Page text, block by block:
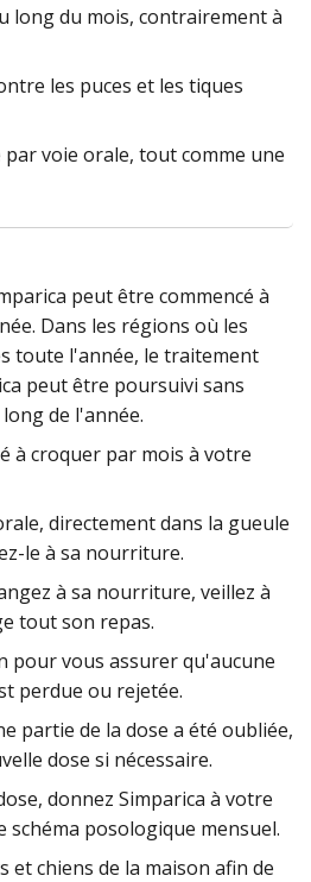
long du mois, contrairement à
les puces et les tiques
voie orale, tout comme une
peut être commencé à
Dans les régions où les
toute l'année, le traitement
peut être poursuivi sans
de l'année.
à croquer par mois à votre
directement dans la gueule
le à sa nourriture.
à sa nourriture, veillez à
tout son repas.
pour vous assurer qu'aucune
perdue ou rejetée.
partie de la dose a été oubliée,
dose si nécessaire.
donnez Simparica à votre
schéma posologique mensuel.
et chiens de la maison afin de